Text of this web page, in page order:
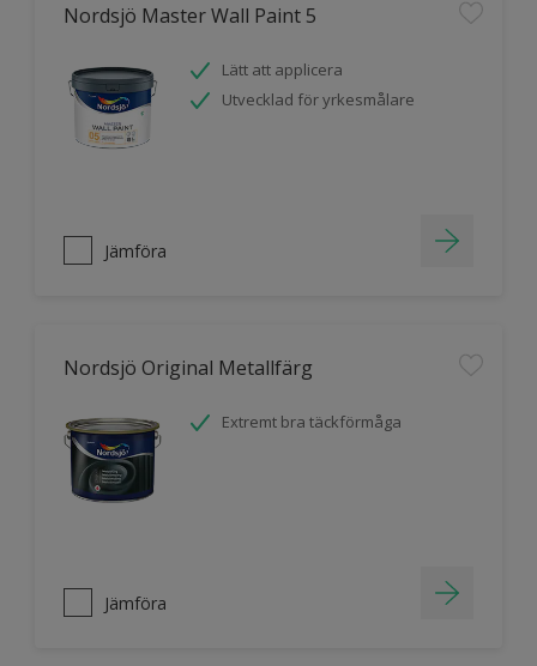
Nordsjö Master Wall Paint 5
Lätt att applicera
Utvecklad för yrkesmålare
Jämföra
Nordsjö Original Metallfärg
Extremt bra täckförmåga
Jämföra